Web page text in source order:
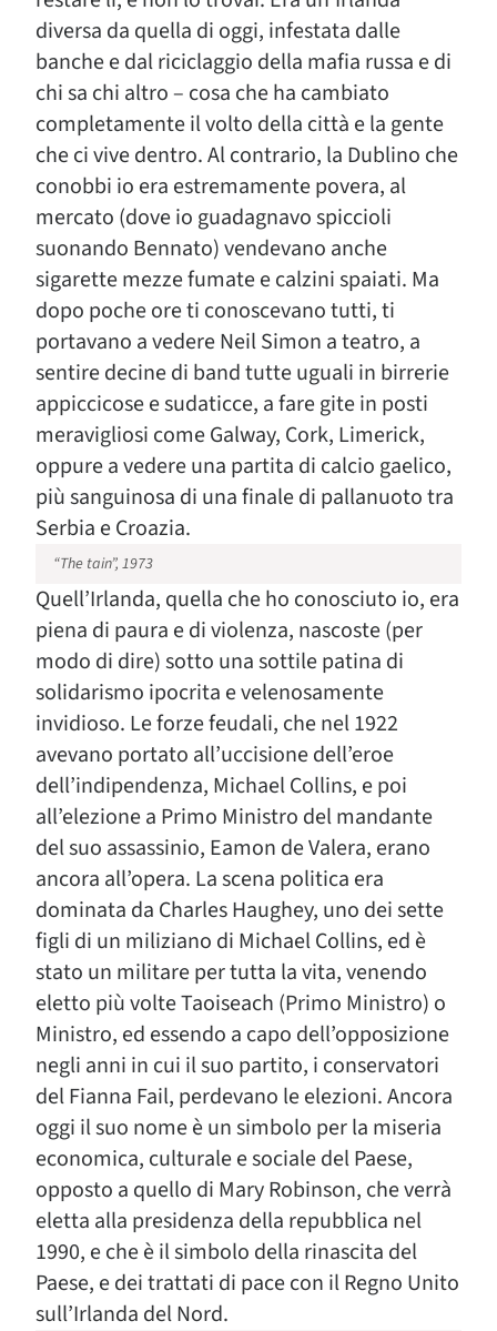
diversa da quella di oggi, infestata dalle
banche e dal riciclaggio della mafia russa e di
chi sa chi altro – cosa che ha cambiato
completamente il volto della città e la gente
che ci vive dentro. Al contrario, la Dublino che
conobbi io era estremamente povera, al
mercato (dove io guadagnavo spiccioli
suonando Bennato) vendevano anche
sigarette mezze fumate e calzini spaiati. Ma
dopo poche ore ti conoscevano tutti, ti
portavano a vedere Neil Simon a teatro, a
sentire decine di band tutte uguali in birrerie
appiccicose e sudaticce, a fare gite in posti
meravigliosi come Galway, Cork, Limerick,
oppure a vedere una partita di calcio gaelico,
più sanguinosa di una finale di pallanuoto tra
Serbia e Croazia.
“The tain”, 1973
Quell’Irlanda, quella che ho conosciuto io, era
piena di paura e di violenza, nascoste (per
modo di dire) sotto una sottile patina di
solidarismo ipocrita e velenosamente
invidioso. Le forze feudali, che nel 1922
avevano portato all’uccisione dell’eroe
dell’indipendenza, Michael Collins, e poi
all’elezione a Primo Ministro del mandante
del suo assassinio, Eamon de Valera, erano
ancora all’opera. La scena politica era
dominata da Charles Haughey, uno dei sette
figli di un miliziano di Michael Collins, ed è
stato un militare per tutta la vita, venendo
eletto più volte Taoiseach (Primo Ministro) o
Ministro, ed essendo a capo dell’opposizione
negli anni in cui il suo partito, i conservatori
del Fianna Fail, perdevano le elezioni. Ancora
oggi il suo nome è un simbolo per la miseria
economica, culturale e sociale del Paese,
opposto a quello di Mary Robinson, che verrà
eletta alla presidenza della repubblica nel
1990, e che è il simbolo della rinascita del
Paese, e dei trattati di pace con il Regno Unito
sull’Irlanda del Nord.